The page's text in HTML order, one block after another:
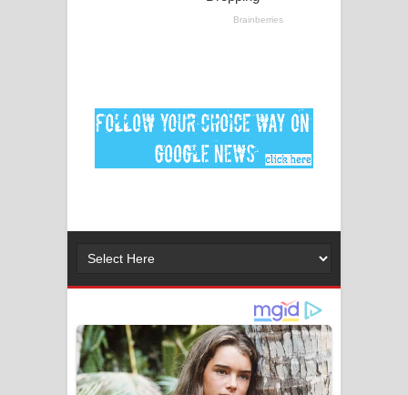
මනමාල කතා ගීතයේ පද පෙළ
Dai Dai Lyrics - Shakira, Burna Boy |
අම්මා ගීතයේ පද පෙළ
ගීතයේ පද පෙළ
Niwuna Numba Hinda Song Lyrics -